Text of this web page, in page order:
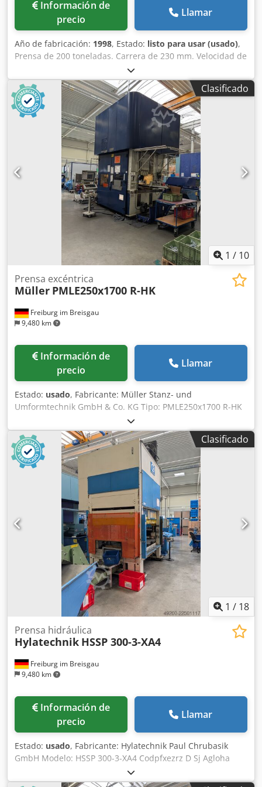
Información de
precio
Llamar
Año de fabricación: 1998, Estado: listo para usar (usado),
Prensa de 200 toneladas. Carrera de 230 mm. Velocidad de
25 a 35 ciclos por minuto. Altura del molde: 500 mm.
Ajuste del carro móvil: 110 mm. Motor principal: 20 CV.
Presión de aire: 5 kg/cm². Chedpfx Aszp Dnzeglsa Año de
fabricación: 1998.
Clasificado
1 / 10
Freiburg im Breisgau
9,480 km
Prensa excéntrica
Müller PMLE250x1700 R-HK
Información de
precio
Llamar
Estado: usado, Fabricante: Müller Stanz- und
Umformtechnik GmbH & Co. KG Tipo: PMLE250x1700 R-HK
Número de máquina: A05036-02 Año de fabricación: 2006
Tipo de máquina: Prensadora excéntrica Fuerza de
presión: 2500 kN Fuerza de presión: 250 t Número de
carreras: 20–120 min⁻¹ Carrera: 25–125 mm Ajuste del
émbolo: 100 mm Tensión: 400 V Potencia del motor: 55 kW
Chjdezrz Ecspfx Aglea Potencia de conexión: 100 kW Peso:
47.000 kg Cojín de tracción: No Estado: Usada La máquina
pierde aceite hidráulico Existen varias fugas en el sistema
hidráulico Los pasadores de tensión para el ajuste del
émbolo están desactivados debido a las fugas hidráulicas
Se vende sin el sistema de banda Vídeos disponibles a
petición Ubicación: Friburgo
Clasificado
1 / 18
Freiburg im Breisgau
9,480 km
Prensa hidráulica
Hylatechnik HSSP 300-3-XA4
Información de
precio
Llamar
Estado: usado, Fabricante: Hylatechnik Paul Chrubasik
GmbH Modelo: HSSP 300-3-XA4 Codpfxezrz D Sj Agloha
Tipo de máquina: Prensa hidráulica Año de fabricación:
2000 Estado: usada Fuerza de prensado: 3.000 kN Fuerza